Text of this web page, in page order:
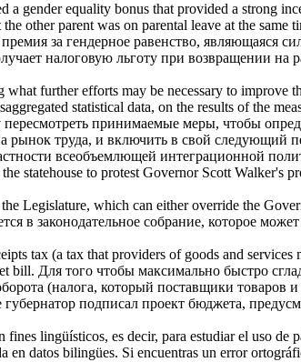
a gender equality bonus that provided a strong
other parent was on parental leave at the same
за гендерное равенство, являющаяся
налоговую льготу при возвращении на
further efforts may be necessary to improve
statistical data, on the results of the
пересмотреть принимаемые меры, чтобы
рынок труда, и включить в свой
всеобъемлющей интеграционной
statehouse to protest Governor Scott Walker's
Legislature, which can either override the
в законодательное собрание, которое
tax (a tax that providers of goods and
bill. Для того чтобы максимально быстро
(налога, который поставщики товаров и
подписал проект бюджета,
lingüísticos, es decir, para estudiar el uso de
en datos bilingües. Si encuentras un error